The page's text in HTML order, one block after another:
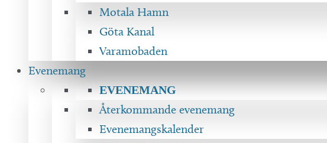
Motala Hamn
Göta Kanal
Varamobaden
Evenemang
EVENEMANG
Återkommande evenemang
Evenemangskalender